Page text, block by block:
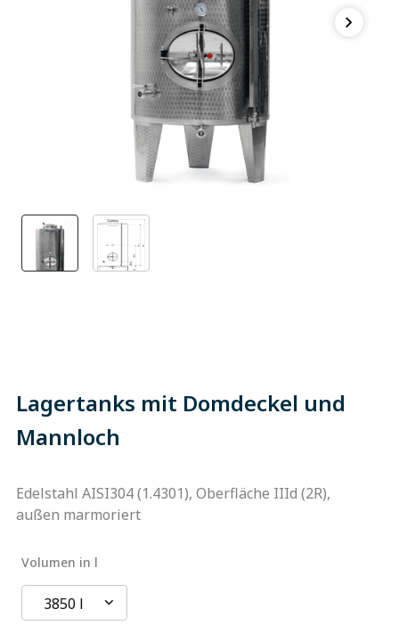
Lagertanks mit Domdeckel und
Mannloch
Edelstahl AISI304 (1.4301), Oberfläche IIId (2R),
außen marmoriert
Volumen in l
3850 l